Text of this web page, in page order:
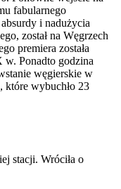
fabularnego
i nadużycia
został na Węgrzech
premiera została
Ponadto godzina
węgierskie w
które wybuchło 23